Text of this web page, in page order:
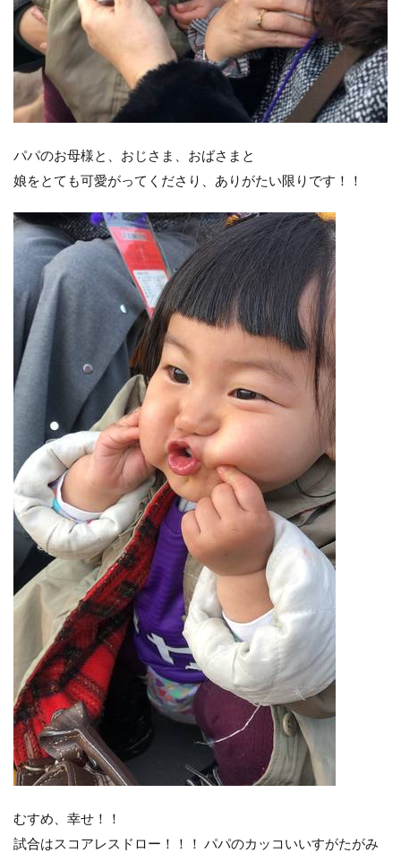
パパのお母様と、おじさま、おばさまと︎
娘をとても可愛がってくださり、ありがたい限りです！！
むすめ、幸せ！！
試合はスコアレスドロー！！！ パパのカッコいいすがたがみ